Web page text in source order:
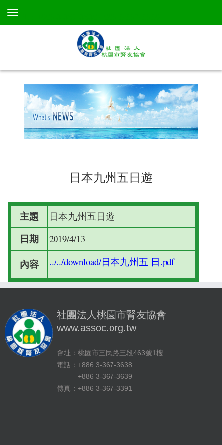
TEL：+886 3-367-3638 +886 3-367-3638
日本九州五日遊
主題 日本九州五日遊
日期 2019/4/13
內容 ../../download/日本九州五 日.pdf
社團法人桃園市腎友協會
www.assoc.org.tw
會址：桃園市三民路三段463號1樓
電話：+886 3-367-3638
+886 3-367-3639
傳真：+886 3-367-3391